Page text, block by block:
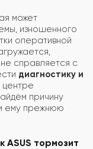
может
изношенного
оперативной
справляется с
диагностику и
центре
причину
ему прежнюю
ASUS тормозит